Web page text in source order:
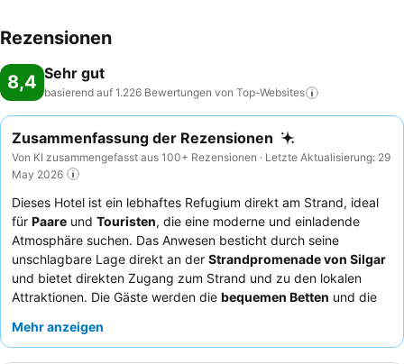
Rezensionen
8,4 Sehr gut
basierend auf 1.226 Bewertungen von Top-Websites
Zusammenfassung der Rezensionen
Von KI zusammengefasst aus 100+ Rezensionen · Letzte Aktualisierung: 29
May 2026
Dieses Hotel ist ein lebhaftes Refugium direkt am Strand, ideal
für Paare und Touristen, die eine moderne und einladende
Atmosphäre suchen. Das Anwesen besticht durch seine
unschlagbare Lage direkt an der Strandpromenade von Silgar
und bietet direkten Zugang zum Strand und zu den lokalen
Attraktionen. Die Gäste werden die bequemen Betten und die
angenehmen Aufenthalt garantieren. Das aufmerksame und
Mehr anzeigen